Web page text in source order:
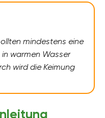
mindestens eine
warmen Wasser
wird die Keimung